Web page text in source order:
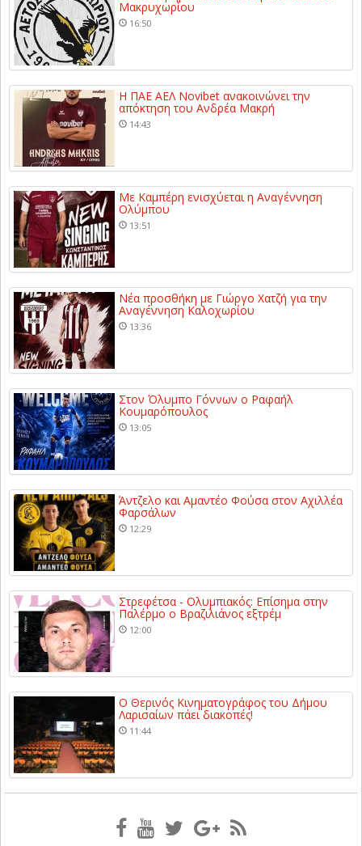
Μακρυχωρίου
16:50
Η ΠΑΕ ΑΕΛ Novibet ανακοινώνει την
απόκτηση του Ανδρέα Μακρή
14:43
Με Καμπέρη ενισχύεται η Αναγέννηση
Ολύμπου
13:51
Νέα προσθήκη με Γιώργο Χατζή για την
Αναγέννηση Καλοχωρίου
13:36
Στον Όλυμπο Γόννων ο Ραφαήλ
Κουμαρόπουλος
13:05
Άντζελο και Αμαντέο Φούσα στον Αχιλλέα
Φαρσάλων
12:29
Στρεφέτσα - Ολυμπιακός: Επίσημα στην
Παλέρμο ο Βραζιλιάνος εξτρέμ
12:00
Ο Θερινός Κινηματογράφος του Δήμου
Λαρισαίων πάει διακοπές!
11:44